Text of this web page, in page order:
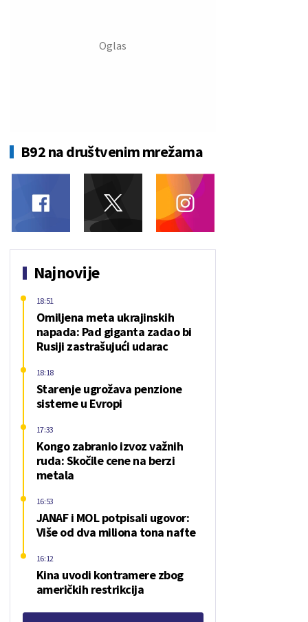
B92 na društvenim mrežama
Najnovije
Omiljena meta ukrajinskih
napada: Pad giganta zadao bi
Rusiji zastrašujući udarac
18:51
Starenje ugrožava penzione
sisteme u Evropi
18:18
Kongo zabranio izvoz važnih
ruda: Skočile cene na berzi
metala
17:33
JANAF i MOL potpisali ugovor:
Više od dva miliona tona nafte
16:53
Kina uvodi kontramere zbog
američkih restrikcija
16:12